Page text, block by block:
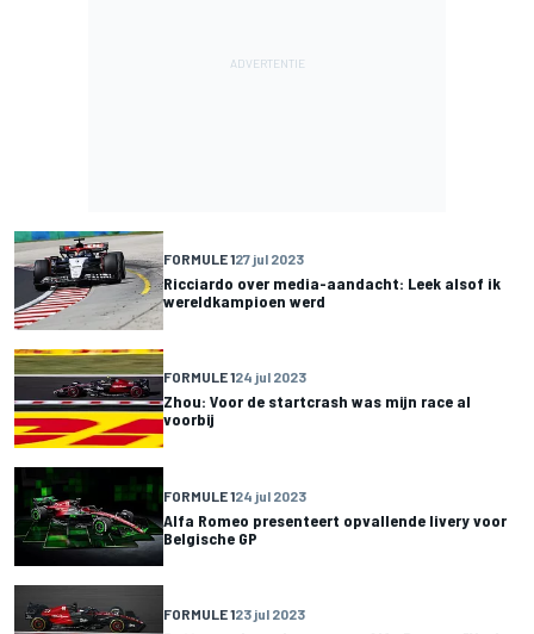
FORMULE 127 jul 2023
Ricciardo over media-aandacht: Leek alsof ik
wereldkampioen werd
FORMULE 124 jul 2023
Zhou: Voor de startcrash was mijn race al
voorbij
FORMULE 124 jul 2023
Alfa Romeo presenteert opvallende livery voor
Belgische GP
FORMULE 123 jul 2023